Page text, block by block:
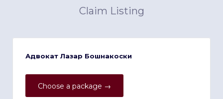
Claim Listing
Адвокат Лазар Бошнакоски